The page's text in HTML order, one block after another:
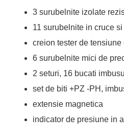
3 surubelnite izolate
11 surubelnite in cruce
creion tester de tensiune
6 surubelnite mici de
2 seturi, 16 bucati
set de biti +PZ -PH,
extensie magnetica
indicator de presiune in